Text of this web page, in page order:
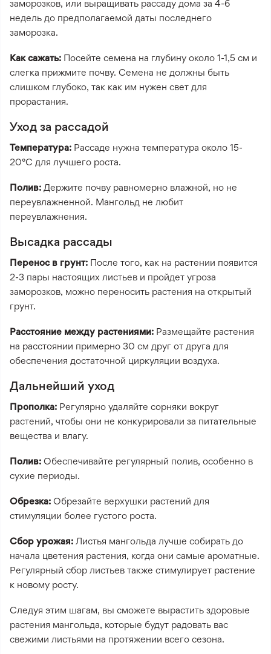
заморозков, или выращивать рассаду дома за 4-6
недель до предполагаемой даты последнего
заморозка.
Как сажать: Посейте семена на глубину около 1-1,5 см и
слегка прижмите почву. Семена не должны быть
слишком глубоко, так как им нужен свет для
прорастания.
Уход за рассадой
Температура: Рассаде нужна температура около 15-
20°C для лучшего роста.
Полив: Держите почву равномерно влажной, но не
переувлажненной. Мангольд не любит
переувлажнения.
Высадка рассады
Перенос в грунт: После того, как на растении появится
2-3 пары настоящих листьев и пройдет угроза
заморозков, можно переносить растения на открытый
грунт.
Расстояние между растениями: Размещайте растения
на расстоянии примерно 30 см друг от друга для
обеспечения достаточной циркуляции воздуха.
Дальнейший уход
Прополка: Регулярно удаляйте сорняки вокруг
растений, чтобы они не конкурировали за питательные
вещества и влагу.
Полив: Обеспечивайте регулярный полив, особенно в
сухие периоды.
Обрезка: Обрезайте верхушки растений для
стимуляции более густого роста.
Сбор урожая: Листья мангольда лучше собирать до
начала цветения растения, когда они самые ароматные.
Регулярный сбор листьев также стимулирует растение
к новому росту.
Следуя этим шагам, вы сможете вырастить здоровые
растения мангольда, которые будут радовать вас
свежими листьями на протяжении всего сезона.